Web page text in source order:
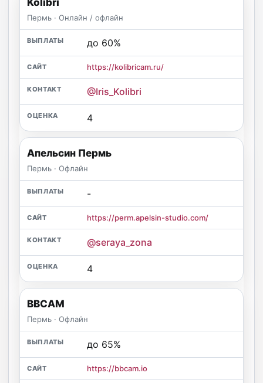
Пермь · Онлайн / офлайн
до 60%
https://kolibricam.ru/
@Iris_Kolibri
4
Апельсин Пермь
Пермь · Офлайн
-
https://perm.apelsin-studio.com/
@seraya_zona
4
BBCAM
Пермь · Офлайн
до 65%
https://bbcam.io